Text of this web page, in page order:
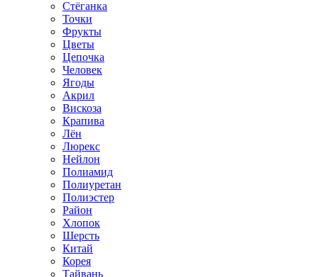
Стёганка
Точки
Фрукты
Цветы
Цепочка
Человек
Ягоды
Акрил
Вискоза
Крапива
Лён
Люрекс
Нейлон
Полиамид
Полиуретан
Полиэстер
Район
Хлопок
Шерсть
Китай
Корея
Тайвань